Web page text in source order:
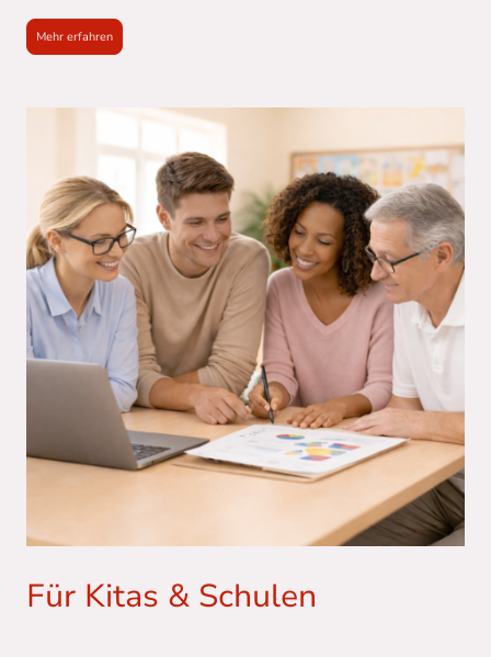
Mehr erfahren
Für Kitas & Schulen